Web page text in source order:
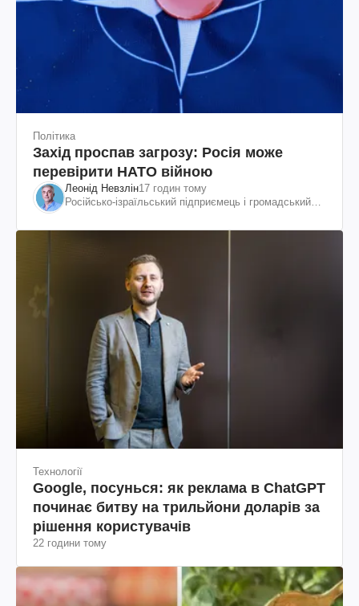
Політика
Захід проспав загрозу: Росія може
перевірити НАТО війною
Леонід Невзлін17 годин тому
Російсько-ізраїльський підприємець і громадський
Технології
Google, посунься: як реклама в ChatGPT
починає битву на трильйони доларів за
рішення користувачів
22 години тому